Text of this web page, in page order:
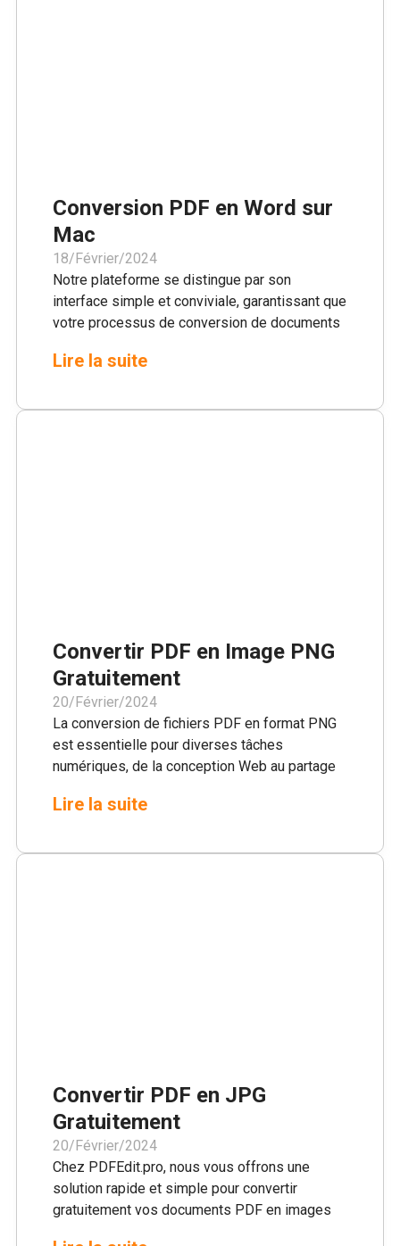
Conversion PDF en Word sur
Mac
18/Février/2024
Notre plateforme se distingue par son
interface simple et conviviale, garantissant que
votre processus de conversion de documents
tracas. Avec PDFEdit.pro, vous pouvez
document Word sur votre Mac, sans les tracas
Lire la suite
Convertir PDF en Image PNG
Gratuitement
20/Février/2024
La conversion de fichiers PDF en format PNG
est essentielle pour diverses tâches
numériques, de la conception Web au partage
simple et gratuite à ce besoin. Notre
conçu pour l'efficacité et la convivialité, adapté
Lire la suite
Convertir PDF en JPG
Gratuitement
20/Février/2024
Chez PDFEdit.pro, nous vous offrons une
solution rapide et simple pour convertir
gratuitement vos documents PDF en images